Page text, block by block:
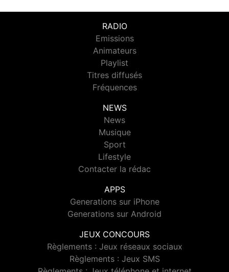
RADIO
Emissions
Animateurs
Playlist
Titres diffusés
Fréquences
NEWS
News
Musique
Sport
Lifestyle
Contacter la rédac
APPS
Generations sur iPhone
Generations sur Android
JEUX CONCOURS
Règlements : Jeux réseaux sociaux
Règlements : Jeux SMS